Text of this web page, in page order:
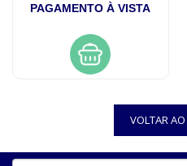
PAGAMENTO À VISTA
VOLTAR